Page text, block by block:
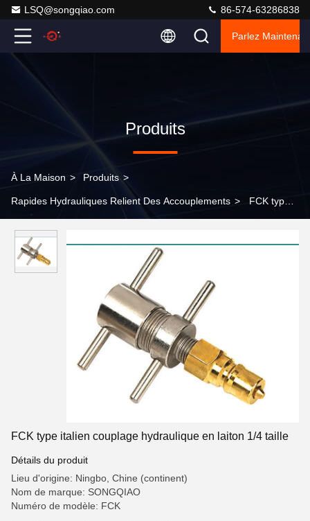
LSQ@songqiao.com 86-574-63286838
Parlez
Produits
À La Maison > Produits >
Rapides Hydrauliques Relient Des Accouplements > FCK type
FCK type italien couplage hydraulique en laiton 1/4 taille
Détails du produit
Lieu d'origine: Ningbo, Chine (continent)
Nom de marque: SONGQIAO
Numéro de modèle: FCK